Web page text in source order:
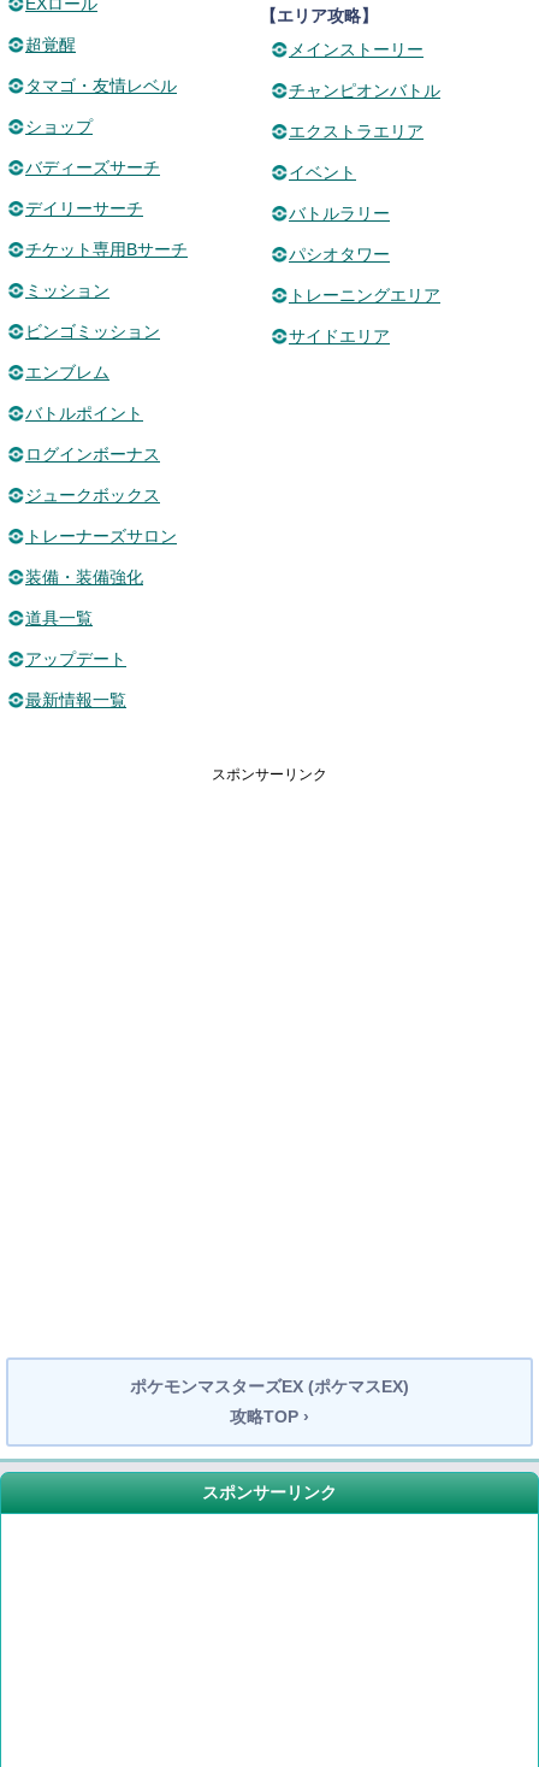
超覚醒
タマゴ・友情レベル
ショップ
バディーズサーチ
デイリーサーチ
チケット専用Bサーチ
ミッション
ビンゴミッション
エンブレム
バトルポイント
ログインボーナス
ジュークボックス
トレーナーズサロン
装備・装備強化
道具一覧
アップデート
最新情報一覧
【エリア攻略】
メインストーリー
チャンピオンバトル
エクストラエリア
イベント
バトルラリー
パシオタワー
トレーニングエリア
サイドエリア
スポンサーリンク
ポケモンマスターズEX (ポケマスEX)
攻略TOP ›
スポンサーリンク